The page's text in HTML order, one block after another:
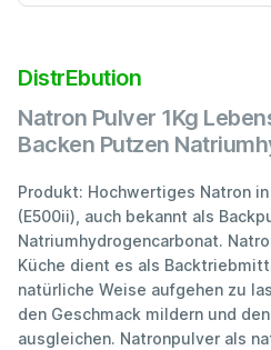
DistrEbution
Natron Pulver 1Kg
Backen Putzen
Produkt: Hochwertiges Natron
(E500ii), auch bekannt als
Natriumhydrogencarbonat.
Küche dient es als
natürliche Weise aufgehen zu
den Geschmack mildern und
ausgleichen. Natronpulver als